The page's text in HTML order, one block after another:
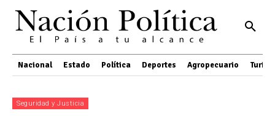
Nacional Estado Política Deportes Agropecuario
Seguridad y Justicia